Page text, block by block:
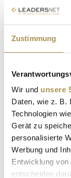
Zustimmung
Wir und unsere
Daten, wie z. B.
Technologien
Gerät zu
personalisierte
Werbung und
Entwicklung von
entscheiden
"Fatherland"-
vom Roten
eines neuen
Verbindung
Erfolgstrend
schlüpft Hüller in
deutsche wie...
"The Fast and
an der Côte